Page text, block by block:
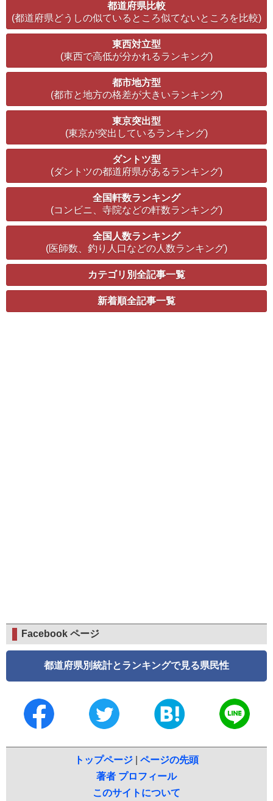
都道府県比較
(都道府県どうしの似ているところ似てないところを比較)
東西対立型
(東西で高低が分かれるランキング)
都市地方型
(都市と地方の格差が大きいランキング)
東京突出型
(東京が突出しているランキング)
ダントツ型
(ダントツの都道府県があるランキング)
全国軒数ランキング
(コンビニ、寺院などの軒数ランキング)
全国人数ランキング
(医師数、釣り人口などの人数ランキング)
カテゴリ別全記事一覧
新着順全記事一覧
Facebook ページ
都道府県別統計とランキングで見る県民性
トップページ
ページの先頭
著者 プロフィール
このサイトについて